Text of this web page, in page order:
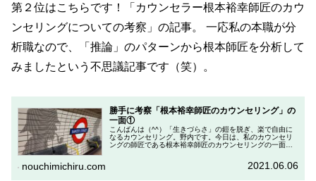
第２位はこちらです！「カウンセラー根本裕幸師匠のカウ
ンセリングについての考察」の記事。 一応私の本職が分
析職なので、「推論」のパターンから根本師匠を分析して
みましたという不思議記事です（笑）。
勝手に考察「根本裕幸師匠のカウンセリング」の
一面①
こんばんは（^^）「生きづらさ」の鎧を脱ぎ、楽で自由に
なるカウンセリング。野内です。今日は、私のカウンセリ
ングの師匠である根本裕幸師匠のカウンセリングの一面に
nouchimichiru.com 2021.06.06